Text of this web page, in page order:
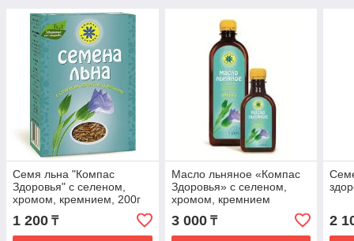
Семя льна "Компас
Здоровья" с селеном,
хромом, кремнием, 200г
1 200 ₸
Масло льняное «Компас
Здоровья» с селеном,
хромом, кремнием
3 000₸ 2